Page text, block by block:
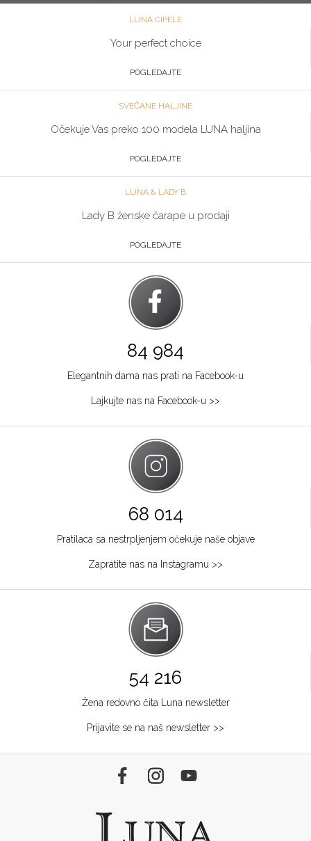
LUNA CIPELE
Your perfect choice
POGLEDAJTE
SVEČANE HALJINE
Očekuje Vas preko 100 modela LUNA haljina
POGLEDAJTE
LUNA & LADY B
Lady B ženske čarape u prodaji
POGLEDAJTE
84 984
Elegantnih dama nas prati na Facebook-u
Lajkujte nas na Facebook-u >>
68 014
Pratilaca sa nestrpljenjem očekuje naše objave
Zapratite nas na Instagramu >>
54 216
Žena redovno čita Luna newsletter
Prijavite se na naš newsletter >>